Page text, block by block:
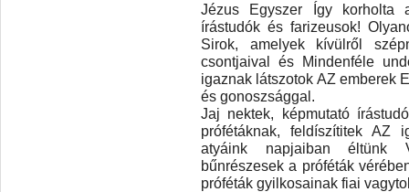
Jézus Egyszer Így korholta
írástudók és farizeusok!
Sirok, amelyek kívülről
csontjaival és Mindenféle
igaznak látszotok AZ emberek
és gonoszsággal.
Jaj nektek, képmutató
prófétáknak, feldíszítitek AZ
atyáink napjaiban éltünk
bűnrészesek a próféták
próféták gyilkosainak fiai